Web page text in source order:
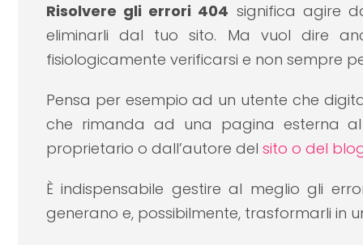
Risolvere gli errori 404 significa agire
eliminarli dal tuo sito. Ma vuol dire
fisiologicamente verificarsi e non sempre
Pensa per esempio ad un utente che
che rimanda ad una pagina esterna
proprietario o dall’autore del sito o del
È indispensabile gestire al meglio gli
generano e, possibilmente, trasformarli in